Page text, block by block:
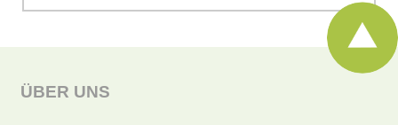
ÜBER UNS